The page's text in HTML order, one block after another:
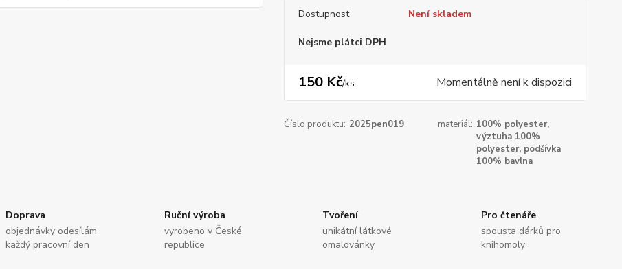
Dostupnost Není skladem
Nejsme plátci DPH
150 Kč/ks Momentálně není k dispozici
Číslo produktu: 2025pen019 materiál: 100% polyester,
výztuha 100%
polyester, podšívka
100% bavlna
Doprava
objednávky odesílám
každý pracovní den
Ruční výroba
vyrobeno v České
republice
Tvoření
unikátní látkové
omalovánky
Pro čtenáře
spousta dárků pro
knihomoly